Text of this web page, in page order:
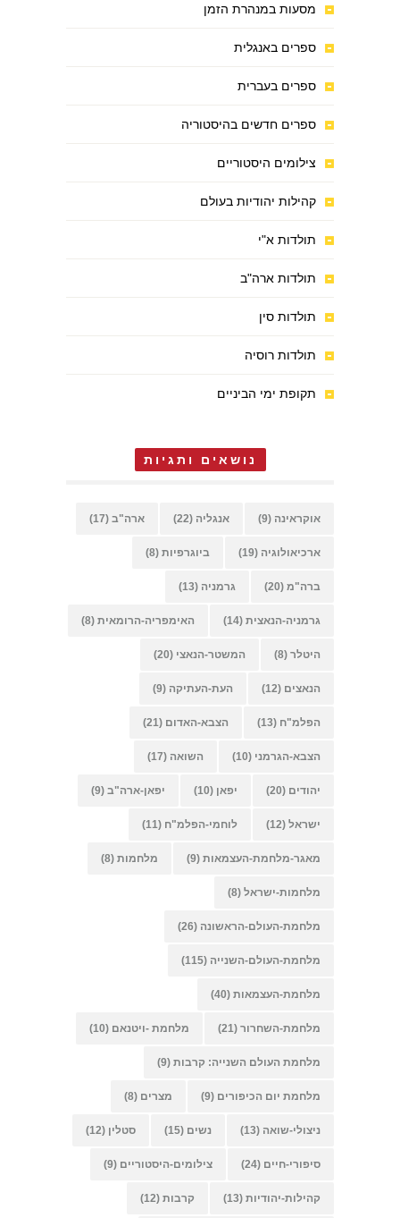
מסעות במנהרת הזמן
ספרים באנגלית
ספרים בעברית
ספרים חדשים בהיסטוריה
צילומים היסטוריים
קהילות יהודיות בעולם
תולדות א"י
תולדות ארה"ב
תולדות סין
תולדות רוסיה
תקופת ימי הביניים
נושאים ותגיות
אוקראינה (9) אנגליה (22) ארה"ב (17)
ארכיאולוגיה (19) ביוגרפיות (8)
ברה"מ (20) גרמניה (13)
גרמניה-הנאצית (14) האימפריה-הרומאית (8)
היטלר (8) המשטר-הנאצי (20)
הנאצים (12) העת-העתיקה (9)
הפלמ"ח (13) הצבא-האדום (21)
הצבא-הגרמני (10) השואה (17)
יהודים (20) יפאן (10) יפאן-ארה"ב (9)
ישראל (12) לוחמי-הפלמ"ח (11)
מאגר-מלחמת-העצמאות (9) מלחמות (8)
מלחמות-ישראל (8)
מלחמת-העולם-הראשונה (26)
מלחמת-העולם-השנייה (115)
מלחמת-העצמאות (40)
מלחמת-השחרור (21) מלחמת -ויטנאם (10)
מלחמת העולם השנייה: קרבות (9)
מלחמת יום הכיפורים (9) מצרים (8)
ניצולי-שואה (13) נשים (15) סטלין (12)
סיפורי-חיים (24) צילומים-היסטוריים (9)
קהילות-יהודיות (13) קרבות (12)